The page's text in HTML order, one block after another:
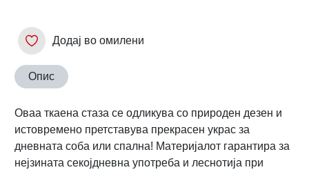
Додај во омилени
Опис
Оваа ткаена стаза се одликува со природен дезен и
истовремено претставува прекрасен украс за
дневната соба или спална! Материјалот гарантира за
нејзината секојдневна употреба и леснотија при